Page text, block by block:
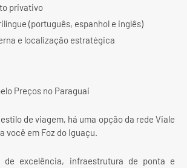
privativo
(português, espanhol e inglês)
e localização estratégica
Preços no Paraguai
de viagem, há uma opção da rede Viale
você em Foz do Iguaçu.
de excelência, infraestrutura de ponta e